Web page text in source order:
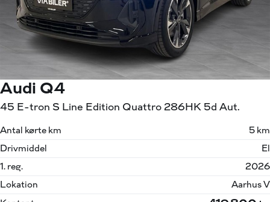
Audi Q4
45 E-tron S Line Edition Quattro 286HK 5d Aut.
Antal kørte km
5 km
Drivmiddel
El
1. reg.
2026
Lokation
Aarhus V